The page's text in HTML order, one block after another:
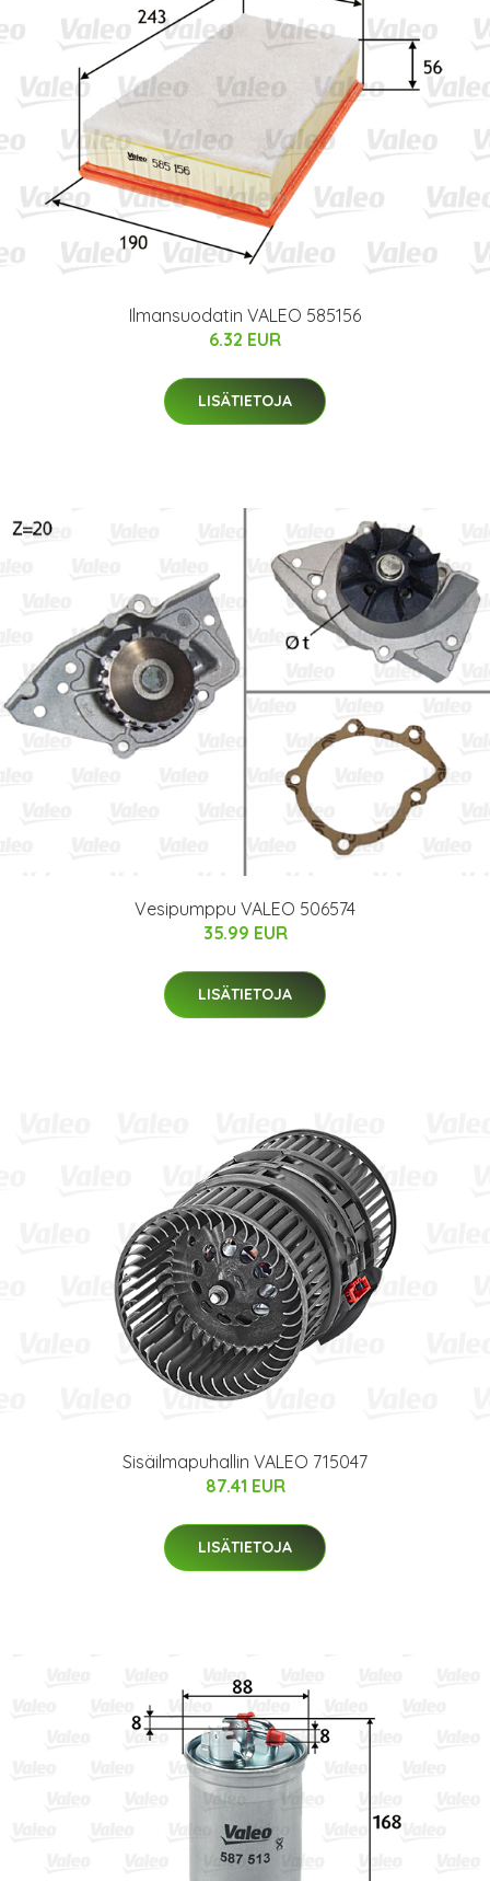
Ilmansuodatin VALEO 585156
6.32 EUR
LISÄTIETOJA
Vesipumppu VALEO 506574
35.99 EUR
LISÄTIETOJA
Sisäilmapuhallin VALEO 715047
87.41 EUR
LISÄTIETOJA